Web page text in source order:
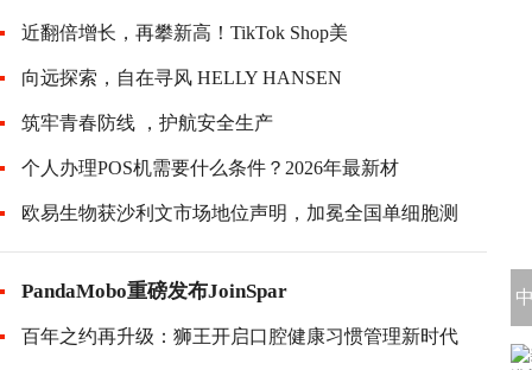
近翻倍增长，再攀新高！TikTok Shop美
向远探索，自在寻风 HELLY HANSEN
筑牢青春防线 ，护航安全生产
个人办理POS机需要什么条件？2026年最新材
欧易生物获沙利文市场地位声明，加冕全国单细胞测
PandaMobo重磅发布JoinSpar
百年之约再升级：狮王开启口腔健康习惯管理新时代